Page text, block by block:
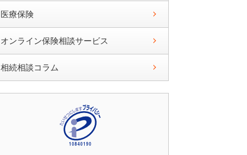
医療保険
オンライン保険相談サービス
相続相談コラム